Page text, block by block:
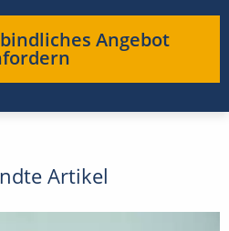
Angebot
Artikel